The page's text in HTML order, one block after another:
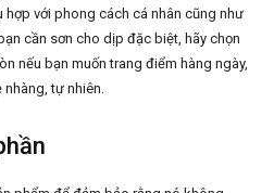
hợp với phong cách cá nhân cũng như
cần sơn cho dịp đặc biệt, hãy chọn
nếu bạn muốn trang điểm hàng ngày,
nhàng, tự nhiên.